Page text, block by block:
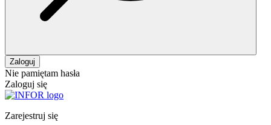
Zaloguj
Nie pamiętam hasła
Zaloguj się
Zarejestruj się